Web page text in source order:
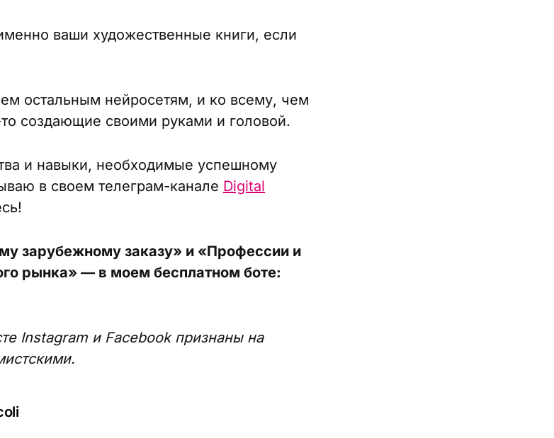
ваши художественные книги, если
остальным нейросетям, и ко всему, чем
создающие своими руками и головой.
и навыки, необходимые успешному
в своем телеграм-канале Digital
зарубежному заказу» и «Профессии и
рынка» — в моем бесплатном боте:
Instagram и Facebook признаны на